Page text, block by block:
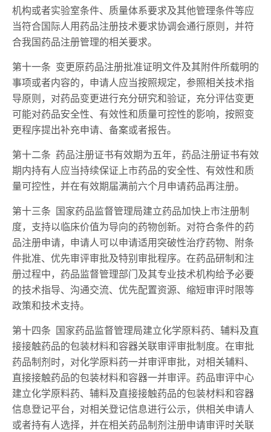
机构或者实验室条件、质量体系要求及其他管理条件等应
当符合国际人用药品注册技术要求协调会通行原则，并符
合我国药品注册管理的相关要求。
第十一条 变更原药品注册批准证明文件及其附件所载明的
事项或者内容的，申请人应当按照规定，参照相关技术指
导原则，对药品变更进行充分研究和验证，充分评估变更
可能对药品安全性、有效性和质量可控性的影响，按照变
更程序提出补充申请、备案或者报告。
第十二条 药品注册证书有效期为五年，药品注册证书有效
期内持有人应当持续保证上市药品的安全性、有效性和质
量可控性，并在有效期届满前六个月申请药品再注册。
第十三条 国家药品监督管理局建立药品加快上市注册制
度，支持以临床价值为导向的药物创新。对符合条件的药
品注册申请，申请人可以申请适用突破性治疗药物、附条
件批准、优先审评审批及特别审批程序。在药品研制和注
册过程中，药品监督管理部门及其专业技术机构给予必要
的技术指导、沟通交流、优先配置资源、缩短审评时限等
政策和技术支持。
第十四条 国家药品监督管理局建立化学原料药、辅料及直
接接触药品的包装材料和容器关联审评审批制度。在审批
药品制剂时，对化学原料药一并审评审批，对相关辅料、
直接接触药品的包装材料和容器一并审评。药品审评中心
建立化学原料药、辅料及直接接触药品的包装材料和容器
信息登记平台，对相关登记信息进行公示，供相关申请人
或者持有人选择，并在相关药品制剂注册申请审评时关联